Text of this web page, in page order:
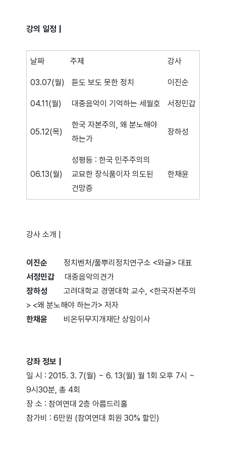
강의 일정 |
날짜 주제 강사
03.07(월) 듣도 보도 못한 정치 이진순
04.11(월) 대중음악이 기억하는 세월호 서정민갑
05.12(목)
한국 자본주의, 왜 분노해야
하는가
장하성
06.13(월)
성평등 : 한국 민주주의의
교묘한 장식품이자 의도된
건망증
한채윤
강사 소개 |
이진순 정치벤처/풀뿌리정치연구소 <와글> 대표
서정민갑 대중음악의견가
장하성
고려대학교 경영대학 교수, <한국자본주의
> <왜 분노해야 하는가> 저자
한채윤 비온뒤무지개재단 상임이사
강좌 정보 |
일 시 : 2015. 3. 7(월) ~ 6. 13(월) 월 1회 오후 7시 ~
9시30분, 총 4회
장 소 : 참여연대 2층 아름드리홀
참가비 : 6만원 (참여연대 회원 30% 할인)